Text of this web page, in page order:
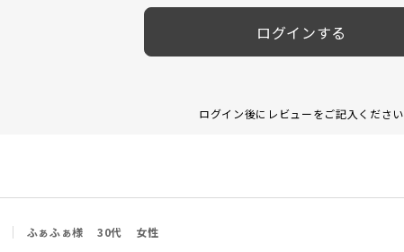
ログインする
ログイン後にレビューをご記入ください
ふぁふぁ様 30代 女性